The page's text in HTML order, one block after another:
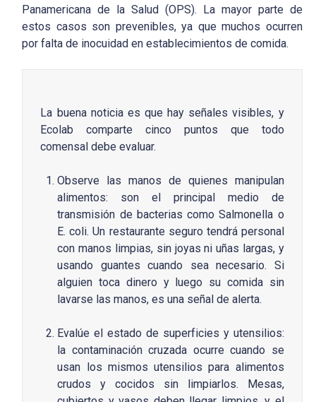
Panamericana de la Salud (OPS). La mayor parte de
estos casos son prevenibles, ya que muchos ocurren
por falta de inocuidad en establecimientos de comida.
La buena noticia es que hay señales visibles, y
Ecolab comparte cinco puntos que todo
comensal debe evaluar.
Observe las manos de quienes manipulan
alimentos: son el principal medio de
transmisión de bacterias como Salmonella o
E. coli. Un restaurante seguro tendrá personal
con manos limpias, sin joyas ni uñas largas, y
usando guantes cuando sea necesario. Si
alguien toca dinero y luego su comida sin
lavarse las manos, es una señal de alerta.
Evalúe el estado de superficies y utensilios:
la contaminación cruzada ocurre cuando se
usan los mismos utensilios para alimentos
crudos y cocidos sin limpiarlos. Mesas,